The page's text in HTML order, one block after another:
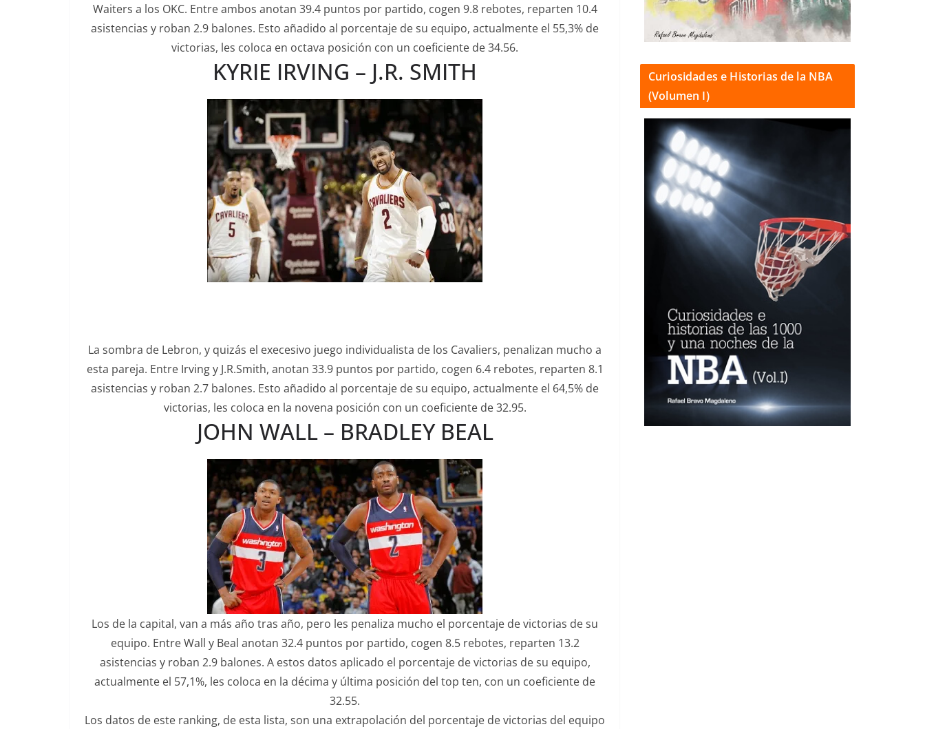
Waiters a los OKC. Entre ambos anotan 39.4 puntos por partido, cogen 9.8 rebotes, reparten 10.4
asistencias y roban 2.9 balones. Esto añadido al porcentaje de su equipo, actualmente el 55,3% de
victorias, les coloca en octava posición con un coeficiente de 34.56.
KYRIE IRVING – J.R. SMITH
La sombra de Lebron, y quizás el execesivo juego individualista de los Cavaliers, penalizan mucho a
esta pareja. Entre Irving y J.R.Smith, anotan 33.9 puntos por partido, cogen 6.4 rebotes, reparten 8.1
asistencias y roban 2.7 balones. Esto añadido al porcentaje de su equipo, actualmente el 64,5% de
victorias, les coloca en la novena posición con un coeficiente de 32.95.
JOHN WALL – BRADLEY BEAL
Los de la capital, van a más año tras año, pero les penaliza mucho el porcentaje de victorias de su
equipo. Entre Wall y Beal anotan 32.4 puntos por partido, cogen 8.5 rebotes, reparten 13.2
asistencias y roban 2.9 balones. A estos datos aplicado el porcentaje de victorias de su equipo,
actualmente el 57,1%, les coloca en la décima y última posición del top ten, con un coeficiente de
32.55.
Los datos de este ranking, de esta lista, son una extrapolación del porcentaje de victorias del equipo
Curiosidades e Historias de la NBA
(Volumen I)